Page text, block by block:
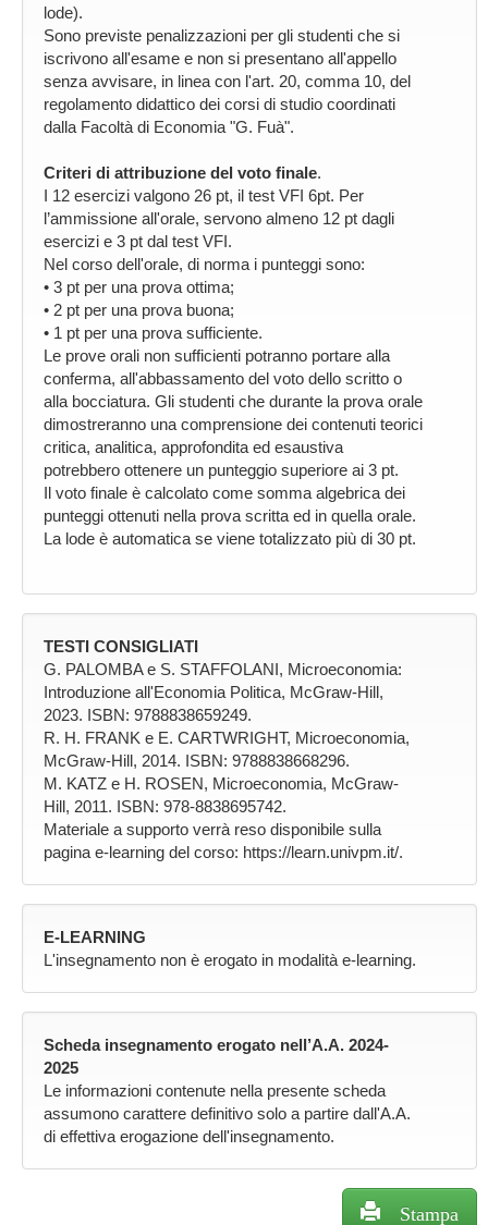
lode).
Sono previste penalizzazioni per gli studenti che si
iscrivono all'esame e non si presentano all'appello
senza avvisare, in linea con l'art. 20, comma 10, del
regolamento didattico dei corsi di studio coordinati
dalla Facoltà di Economia "G. Fuà".
Criteri di attribuzione del voto finale.
I 12 esercizi valgono 26 pt, il test VFI 6pt. Per
l’ammissione all'orale, servono almeno 12 pt dagli
esercizi e 3 pt dal test VFI.
Nel corso dell'orale, di norma i punteggi sono:
• 3 pt per una prova ottima;
• 2 pt per una prova buona;
• 1 pt per una prova sufficiente.
Le prove orali non sufficienti potranno portare alla
conferma, all'abbassamento del voto dello scritto o
alla bocciatura. Gli studenti che durante la prova orale
dimostreranno una comprensione dei contenuti teorici
critica, analitica, approfondita ed esaustiva
potrebbero ottenere un punteggio superiore ai 3 pt.
Il voto finale è calcolato come somma algebrica dei
punteggi ottenuti nella prova scritta ed in quella orale.
La lode è automatica se viene totalizzato più di 30 pt.
TESTI CONSIGLIATI
G. PALOMBA e S. STAFFOLANI, Microeconomia:
Introduzione all'Economia Politica, McGraw-Hill,
2023. ISBN: 9788838659249.
R. H. FRANK e E. CARTWRIGHT, Microeconomia,
McGraw-Hill, 2014. ISBN: 9788838668296.
M. KATZ e H. ROSEN, Microeconomia, McGraw-
Hill, 2011. ISBN: 978-8838695742.
Materiale a supporto verrà reso disponibile sulla
pagina e-learning del corso: https://learn.univpm.it/.
E-LEARNING
L'insegnamento non è erogato in modalità e-learning.
Scheda insegnamento erogato nell’A.A. 2024-
2025
Le informazioni contenute nella presente scheda
assumono carattere definitivo solo a partire dall'A.A.
di effettiva erogazione dell'insegnamento.
Stampa